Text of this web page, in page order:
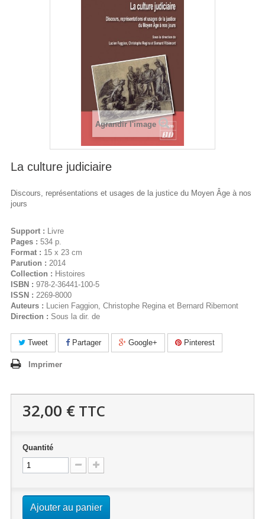
Agrandir l'image
La culture judiciaire
Discours, représentations et usages de la justice du Moyen Âge à nos
jours
Support : Livre
Pages : 534 p.
Format : 15 x 23 cm
Parution : 2014
Collection : Histoires
ISBN : 978-2-36441-100-5
ISSN : 2269-8000
Auteurs : Lucien Faggion, Christophe Regina et Bernard Ribemont
Direction : Sous la dir. de
Tweet Partager Google+ Pinterest
Imprimer
32,00 € TTC
Quantité
Ajouter au panier